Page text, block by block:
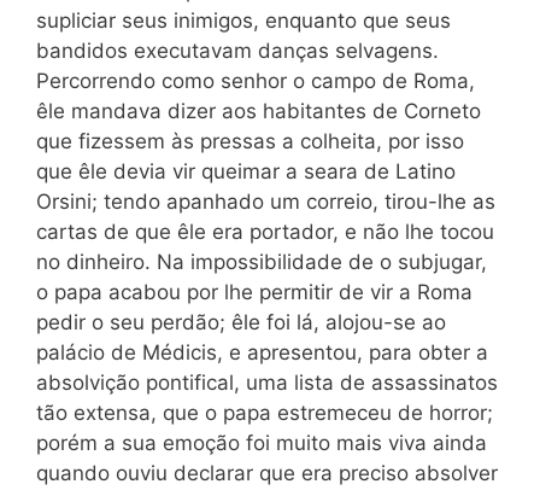
supliciar seus inimigos, enquanto que seus
bandidos executavam danças selvagens.
Percorrendo como senhor o campo de Roma,
êle mandava dizer aos habitantes de Corneto
que fizessem às pressas a colheita, por isso
que êle devia vir queimar a seara de Latino
Orsini; tendo apanhado um correio, tirou-lhe as
cartas de que êle era portador, e não lhe tocou
no dinheiro. Na impossibilidade de o subjugar,
o papa acabou por lhe permitir de vir a Roma
pedir o seu perdão; êle foi lá, alojou-se ao
palácio de Médicis, e apresentou, para obter a
absolvição pontifical, uma lista de assassinatos
tão extensa, que o papa estremeceu de horror;
porém a sua emoção foi muito mais viva ainda
quando ouviu declarar que era preciso absolver